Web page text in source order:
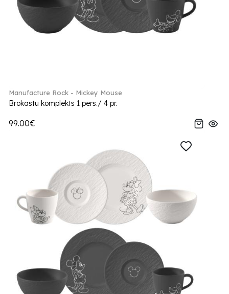
Manufacture Rock - Mickey Mouse
Brokastu komplekts 1 pers./ 4 pr.
99.00€